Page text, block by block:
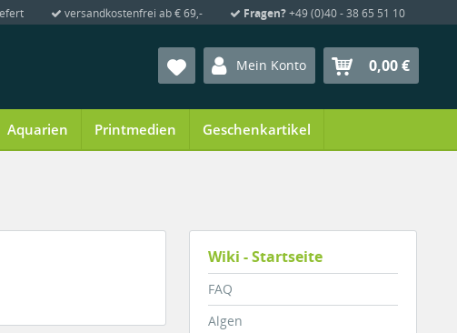
versandkostenfrei ab € 69,- Fragen?+49 (0)40 - 38 65 51 10
Mein Konto 0,00 €
Aquarien Printmedien Geschenkartikel
Wiki - Startseite
FAQ
Algen